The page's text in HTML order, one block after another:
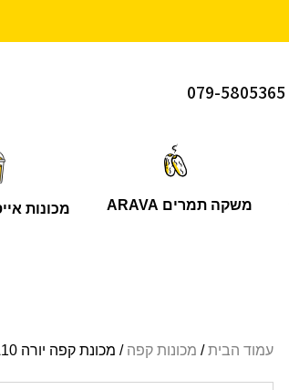
079-5805365
משקה תמרים ARAVA מכונות
עמוד הבית/ מכונות קפה / מכונת קפה יורה GIGA10